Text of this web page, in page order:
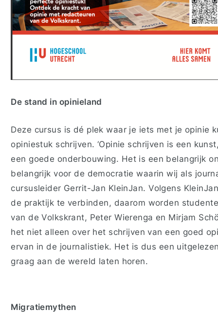
De stand in opinieland
Deze cursus is dé plek waar je iets met je opinie
opiniestuk schrijven. ‘Opinie schrijven is een
een goede onderbouwing. Het is een belangrijk
belangrijk voor de democratie waarin wij als
cursusleider Gerrit-Jan KleinJan. Volgens KleinJan
de praktijk te verbinden, daarom worden
van de Volkskrant, PeterWierenga en Mirjam
het niet alleen over het schrijven van een goed
ervan in de journalistiek. Het is dus een
graag aan de wereld laten horen.
Migratiemythen